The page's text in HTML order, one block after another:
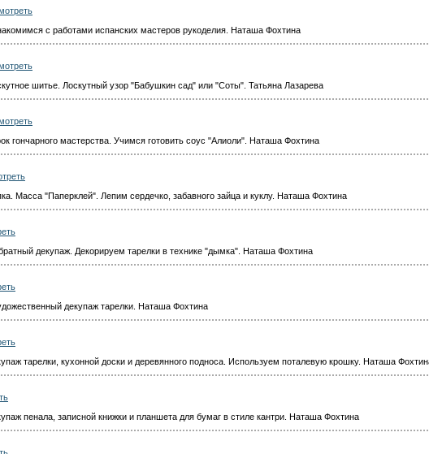
с работами испанских мастеров рукоделия. Наташа Фохтина
шитье. Лоскутный узор "Бабушкин сад" или "Соты". Татьяна Лазарева
гончарного мастерства. Учимся готовить соус "Алиоли". Наташа Фохтина
Масса "Паперклей". Лепим сердечко, забавного зайца и куклу. Наташа Фохтина
декупаж. Декорируем тарелки в технике "дымка". Наташа Фохтина
декупаж тарелки. Наташа Фохтина
тарелки, кухонной доски и деревянного подноса. Используем поталевую крошку. Наташа
пенала, записной книжки и планшета для бумаг в стиле кантри. Наташа Фохтина